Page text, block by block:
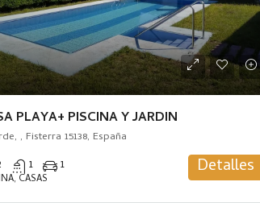
PLAYA+ PISCINA Y JARDIN
, Fisterra 15138, España
1 1
CASAS Detalles